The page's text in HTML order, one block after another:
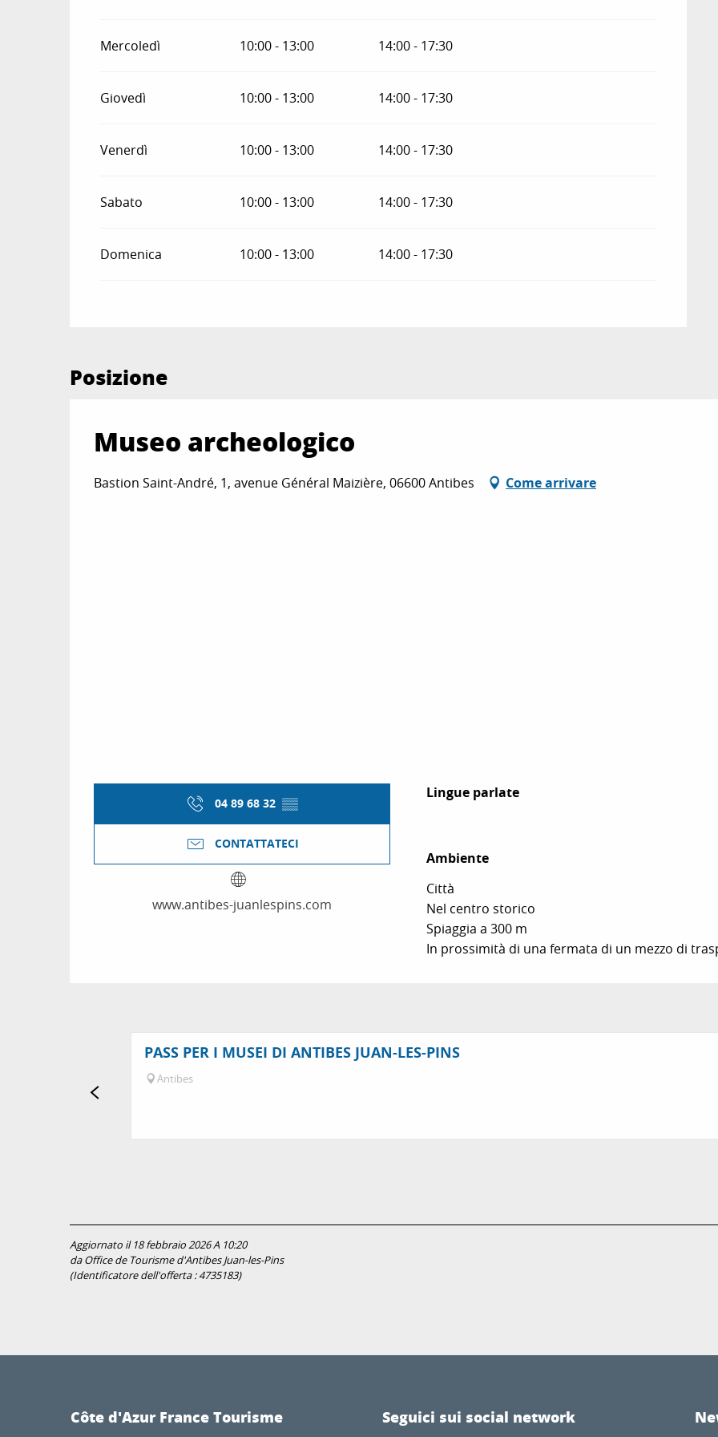
Mercoledì 10:00 - 13:00 14:00 - 17:30
Giovedì 10:00 - 13:00 14:00 - 17:30
Venerdì 10:00 - 13:00 14:00 - 17:30
Sabato 10:00 - 13:00 14:00 - 17:30
Domenica 10:00 - 13:00 14:00 - 17:30
Posizione
Museo archeologico
Bastion Saint-André, 1, avenue Général Maizière, 06600 Antibes Come arrivare
04 89 68 32 ▒▒
CONTATTATECI
www.antibes-juanlespins.com
Lingue parlate
Lingue parlate
Ambiente
Ambiente
Città
Nel centro storico
Spiaggia a 300 m
In prossimità di una fermata di un mezzo di
PASS PER I MUSEI DI ANTIBES JUAN-LES-PINS
Antibes
Aggiornato il 18 febbraio 2026 A 10:20
da Office de Tourisme d'Antibes Juan-les-Pins
(Identificatore dell'offerta :4735183)
Côte d'Azur France Tourisme Seguici sui social network